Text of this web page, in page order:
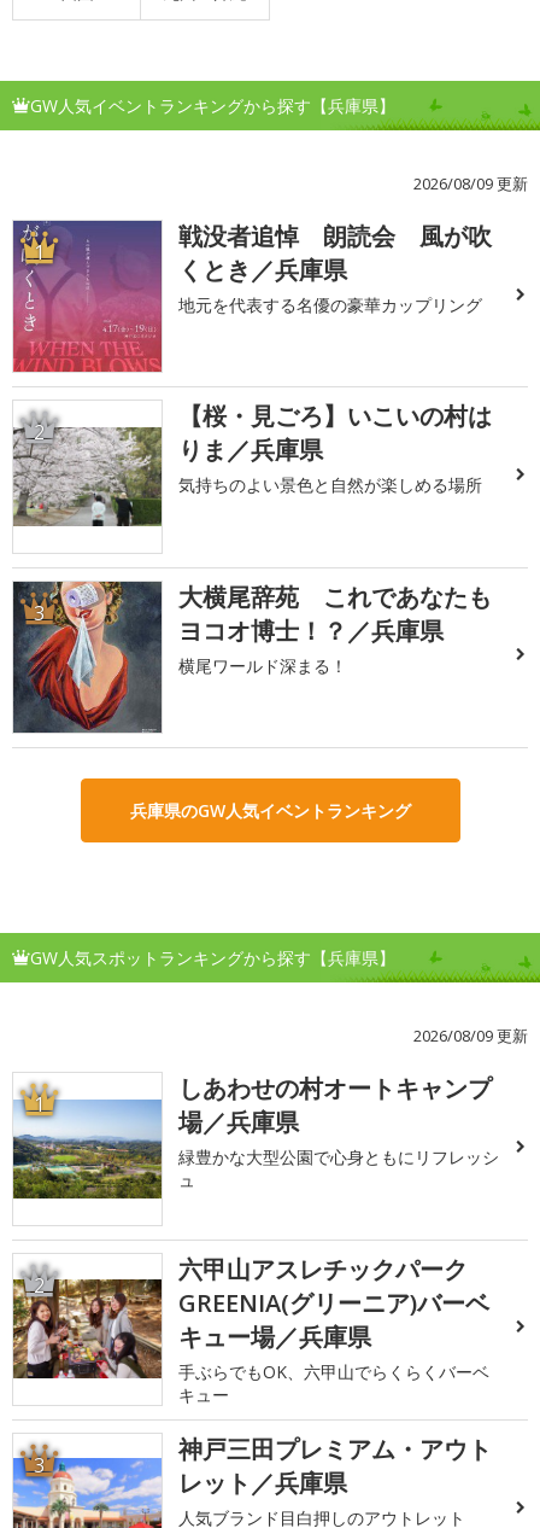
GW人気イベントランキングから探す【兵庫県】
2026/08/09 更新
1
戦没者追悼 朗読会 風が吹
くとき／兵庫県
地元を代表する名優の豪華カップリング
2
【桜・見ごろ】いこいの村は
りま／兵庫県
気持ちのよい景色と自然が楽しめる場所
3
大横尾辞苑 これであなたも
ヨコオ博士！？／兵庫県
横尾ワールド深まる！
兵庫県のGW人気イベントランキング
GW人気スポットランキングから探す【兵庫県】
2026/08/09 更新
1
しあわせの村オートキャンプ
場／兵庫県
緑豊かな大型公園で心身ともにリフレッシ
ュ
2
六甲山アスレチックパーク
GREENIA(グリーニア)バーベ
キュー場／兵庫県
手ぶらでもOK、六甲山でらくらくバーベ
キュー
3
神戸三田プレミアム・アウト
レット／兵庫県
人気ブランド目白押しのアウトレット